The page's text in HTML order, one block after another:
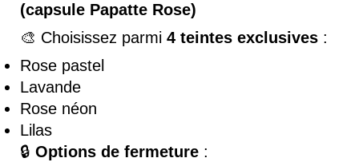
(capsule Papatte Rose)
🎨 Choisissez parmi 4 teintes exclusives :
Rose pastel
Lavande
Rose néon
Lilas
🔒 Options de fermeture :